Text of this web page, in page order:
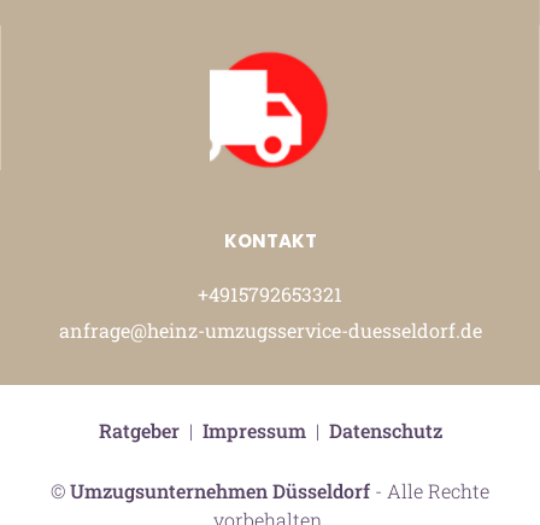
KONTAKT
+4915792653321
anfrage@heinz-umzugsservice-duesseldorf.de
©Umzugsunternehmen Düsseldorf - Alle Rechte
vorbehalten.
Ratgeber| Impressum| Datenschutz